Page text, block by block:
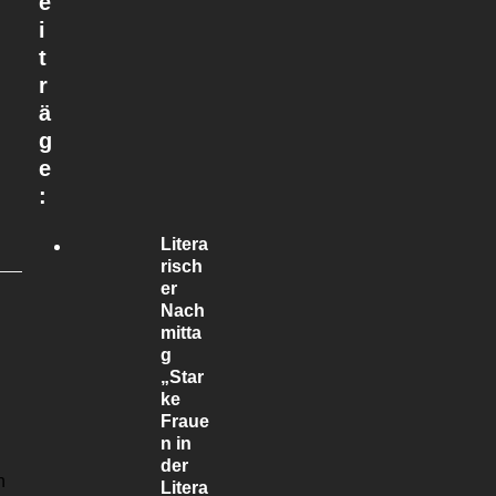
i
t
r
ä
g
e
:
Litera
risch
er
Nach
mitta
g
„Star
ke
Fraue
n in
der
Litera